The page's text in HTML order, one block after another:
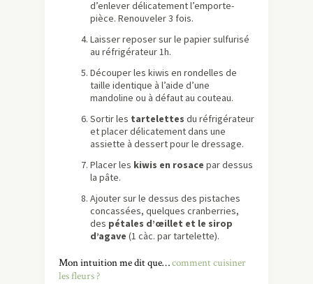
d’enlever délicatement l’emporte-
pièce. Renouveler 3 fois.
Laisser reposer sur le papier sulfurisé
au réfrigérateur 1h.
Découper les kiwis en rondelles de
taille identique à l’aide d’une
mandoline ou à défaut au couteau.
Sortir les tartelettes du réfrigérateur
et placer délicatement dans une
assiette à dessert pour le dressage.
Placer les kiwis en rosace par dessus
la pâte.
Ajouter sur le dessus des pistaches
concassées, quelques cranberries,
des pétales d’œillet et le sirop
d’agave (1 càc. par tartelette).
Mon intuition me dit que…comment cuisiner
les fleurs ?